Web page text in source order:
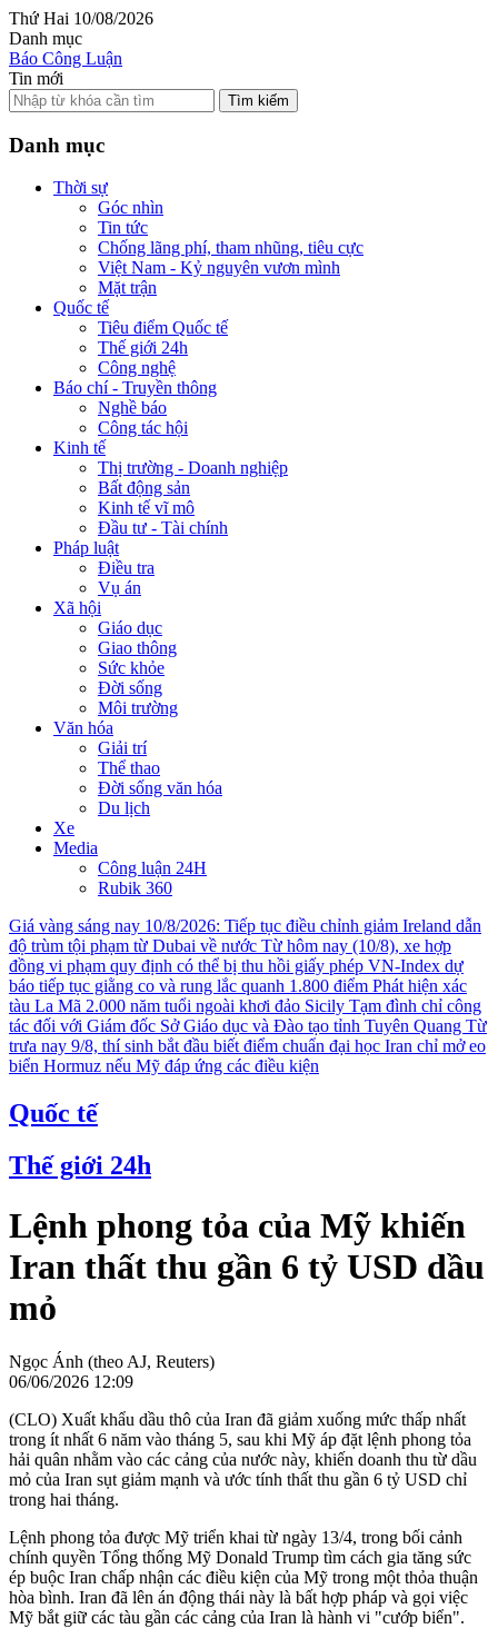
Thứ Hai 10/08/2026
Danh mục
Báo Công Luận
Tin mới
Tìm kiếm
Danh mục
Thời sự
Góc nhìn
Tin tức
Chống lãng phí, tham nhũng, tiêu cực
Việt Nam - Kỷ nguyên vươn mình
Mặt trận
Quốc tế
Tiêu điểm Quốc tế
Thế giới 24h
Công nghệ
Báo chí - Truyền thông
Nghề báo
Công tác hội
Kinh tế
Thị trường - Doanh nghiệp
Bất động sản
Kinh tế vĩ mô
Đầu tư - Tài chính
Pháp luật
Điều tra
Vụ án
Xã hội
Giáo dục
Giao thông
Sức khỏe
Đời sống
Môi trường
Văn hóa
Giải trí
Thể thao
Đời sống văn hóa
Du lịch
Xe
Media
Công luận 24H
Rubik 360
Giá vàng sáng nay 10/8/2026: Tiếp tục điều chỉnh giảm Ireland dẫn
độ trùm tội phạm từ Dubai về nước Từ hôm nay (10/8), xe hợp
đồng vi phạm quy định có thể bị thu hồi giấy phép VN-Index dự
báo tiếp tục giằng co và rung lắc quanh 1.800 điểm Phát hiện xác
tàu La Mã 2.000 năm tuổi ngoài khơi đảo Sicily Tạm đình chỉ công
tác đối với Giám đốc Sở Giáo dục và Đào tạo tỉnh Tuyên Quang Từ
trưa nay 9/8, thí sinh bắt đầu biết điểm chuẩn đại học Iran chỉ mở eo
biển Hormuz nếu Mỹ đáp ứng các điều kiện
Quốc tế
Thế giới 24h
Lệnh phong tỏa của Mỹ khiến
Iran thất thu gần 6 tỷ USD dầu
mỏ
Ngọc Ánh (theo AJ, Reuters)
06/06/2026 12:09
(CLO) Xuất khẩu dầu thô của Iran đã giảm xuống mức thấp nhất
trong ít nhất 6 năm vào tháng 5, sau khi Mỹ áp đặt lệnh phong tỏa
hải quân nhằm vào các cảng của nước này, khiến doanh thu từ dầu
mỏ của Iran sụt giảm mạnh và ước tính thất thu gần 6 tỷ USD chỉ
trong hai tháng.
Lệnh phong tỏa được Mỹ triển khai từ ngày 13/4, trong bối cảnh
chính quyền Tổng thống Mỹ Donald Trump tìm cách gia tăng sức
ép buộc Iran chấp nhận các điều kiện của Mỹ trong một thỏa thuận
hòa bình. Iran đã lên án động thái này là bất hợp pháp và gọi việc
Mỹ bắt giữ các tàu gần các cảng của Iran là hành vi "cướp biển".